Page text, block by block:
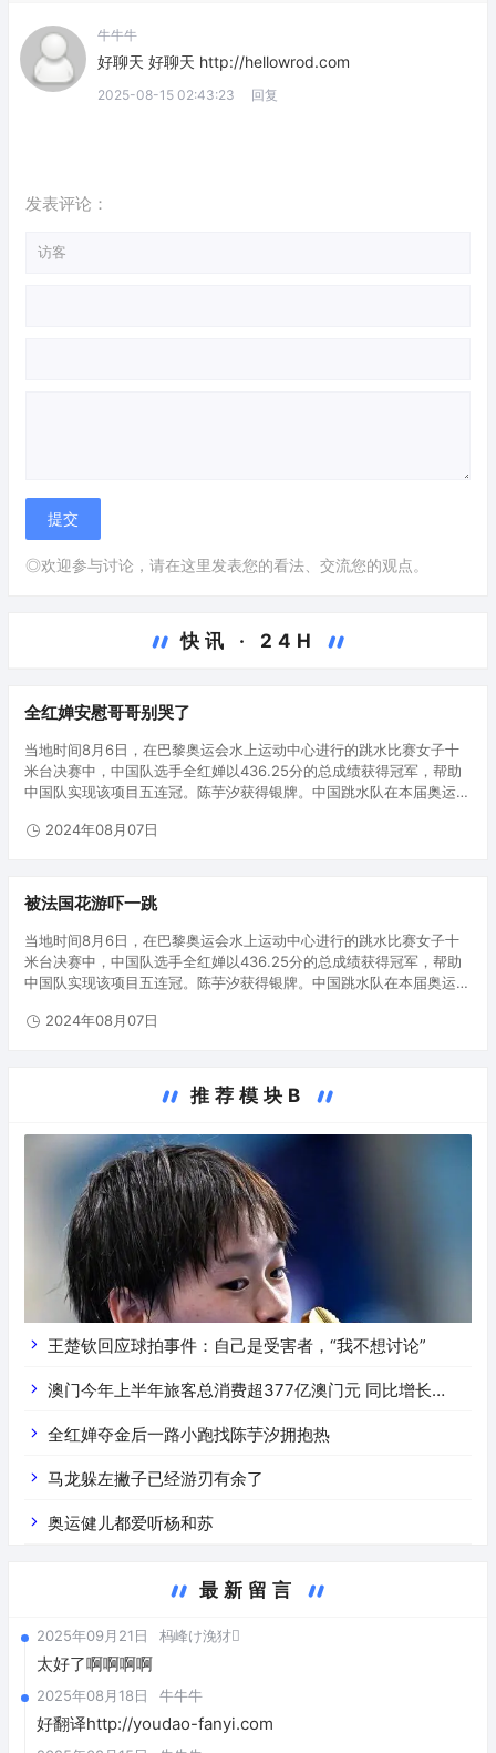
牛牛牛
好聊天 好聊天 http://hellowrod.com
2025-08-15 02:43:23 回复
发表评论：
◎欢迎参与讨论，请在这里发表您的看法、交流您的观点。
快讯 · 24H
全红婵安慰哥哥别哭了
当地时间8月6日，在巴黎奥运会水上运动中心进行的跳水比赛女子十
米台决赛中，中国队选手全红婵以436.25分的总成绩获得冠军，帮助
中国队实现该项目五连冠。陈芋汐获得银牌。中国跳水队在本届奥运会
巴黎奥…
2024年08月07日
被法国花游吓一跳
当地时间8月6日，在巴黎奥运会水上运动中心进行的跳水比赛女子十
米台决赛中，中国队选手全红婵以436.25分的总成绩获得冠军，帮助
中国队实现该项目五连冠。陈芋汐获得银牌。中国跳水队在本届奥运会
巴黎奥…
2024年08月07日
推荐模块B
王楚钦回应球拍事件：自己是受害者，“我不想讨论”
澳门今年上半年旅客总消费超377亿澳门元 同比增长
16.4%
全红婵夺金后一路小跑找陈芋汐拥抱热
马龙躲左撇子已经游刃有余了
奥运健儿都爱听杨和苏
最新留言
2025年09月21日 杩峰け浼犲
太好了啊啊啊啊
2025年08月18日 牛牛牛
好翻译http://youdao-fanyi.com